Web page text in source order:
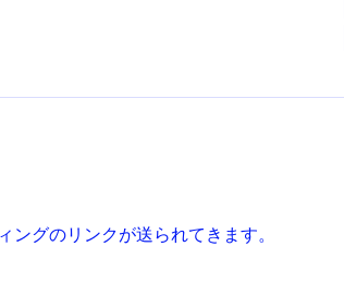
ングのリンクが送られてきます。